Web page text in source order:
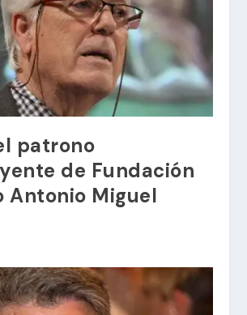
patrono
de Fundación
Antonio Miguel